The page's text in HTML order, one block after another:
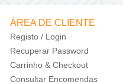
ÁREA DE CLIENTE
Registo / Login
Recuperar Password
Carrinho & Checkout
Consultar Encomendas